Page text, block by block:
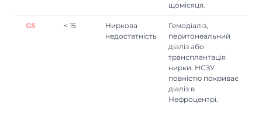
щомісяця.
G5 < 15
Ниркова
недостатність
Гемодіаліз,
перитонеальний
діаліз або
трансплантація
нирки. НСЗУ
повністю покриває
діаліз в
Нефроцентрі.